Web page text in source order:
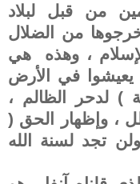
من قبل لبلاد
من الضلال
، وهذه هي
يعيشوا في الأرض
) لدحر الظالم ،
، وإظهار الحق (
تجد لسنة الله